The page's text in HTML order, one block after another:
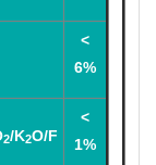
<
6%
2/K2O/F
<
1%